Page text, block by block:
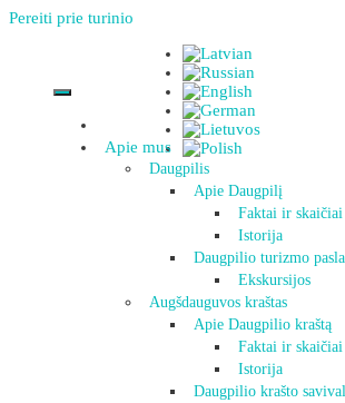
Pereiti prie turinio
Apie mus
Daugpilis
Apie Daugpilį
Faktai ir skaičiai
Istorija
Daugpilio turizmo
Ekskursijos
Augšdauguvos kraštas
Apie Daugpilio kraštą
Faktai ir skaičiai
Istorija
Daugpilio krašto